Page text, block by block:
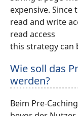
expensive.
read and write
read access
this strategy can
Wie soll das
werden?
Beim Pre-